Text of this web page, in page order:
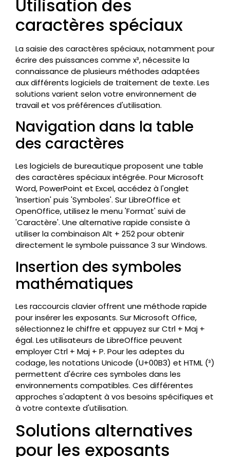
Utilisation des
caractères spéciaux
La saisie des caractères spéciaux, notamment pour
écrire des puissances comme x³, nécessite la
connaissance de plusieurs méthodes adaptées
aux différents logiciels de traitement de texte. Les
solutions varient selon votre environnement de
travail et vos préférences d'utilisation.
Navigation dans la table
des caractères
Les logiciels de bureautique proposent une table
des caractères spéciaux intégrée. Pour Microsoft
Word, PowerPoint et Excel, accédez à l'onglet
'Insertion' puis 'Symboles'. Sur LibreOffice et
OpenOffice, utilisez le menu 'Format' suivi de
'Caractère'. Une alternative rapide consiste à
utiliser la combinaison Alt + 252 pour obtenir
directement le symbole puissance 3 sur Windows.
Insertion des symboles
mathématiques
Les raccourcis clavier offrent une méthode rapide
pour insérer les exposants. Sur Microsoft Office,
sélectionnez le chiffre et appuyez sur Ctrl + Maj +
égal. Les utilisateurs de LibreOffice peuvent
employer Ctrl + Maj + P. Pour les adeptes du
codage, les notations Unicode (U+00B3) et HTML (³)
permettent d'écrire ces symboles dans les
environnements compatibles. Ces différentes
approches s'adaptent à vos besoins spécifiques et
à votre contexte d'utilisation.
Solutions alternatives
pour les exposants